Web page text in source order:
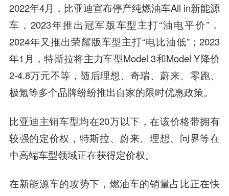
2022年4月，比亚迪宣布停产纯燃油车All in新能源
车，2023年推出冠军版车型主打“油电平价”，
2024年又推出荣耀版车型主打“电比油低”；2023
年1月，特斯拉将主力车型Model 3和Model Y降价
2-4.8万元不等，随后理想、奇瑞、蔚来、零跑、
极氪等多个品牌纷纷推出自家的限时优惠政策。
比亚迪主销车型均在20万以下，在该价格带拥有
较强的定价权，特斯拉、蔚来、理想、问界等在
中高端车型领域正在获得定价权。
在新能源车的攻势下，燃油车的销量占比正在快